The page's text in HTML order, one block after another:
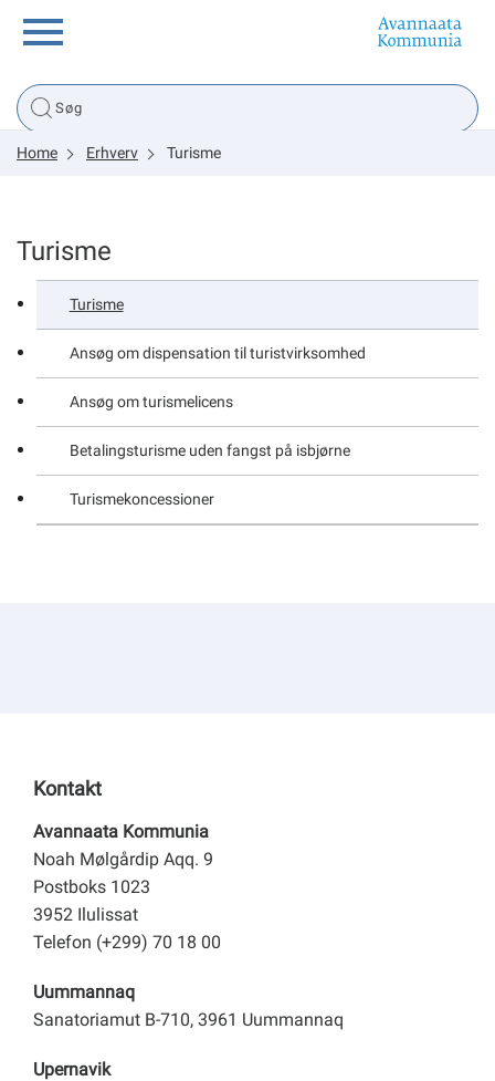
Borger
Politik
Tsunami
sullissivik.gl
Home Erhverv Turisme
Turisme
Ansøg om dispensation til turistvirksomhed
Ansøg om turismelicens
Betalingsturisme uden fangst på isbjørne
Turismekoncessioner
Turisme
Kontakt
Avannaata Kommunia
Noah Mølgårdip Aqq. 9
Postboks 1023
3952 Ilulissat
Telefon (+299) 70 18 00
Uummannaq
Sanatoriamut B-710, 3961 Uummannaq
Upernavik